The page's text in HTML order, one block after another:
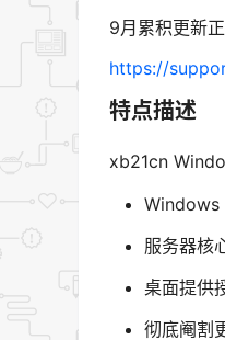
9月累积更新
https://
特点描述
xb21cn
Windows
服务器核
桌面提供
彻底阉割